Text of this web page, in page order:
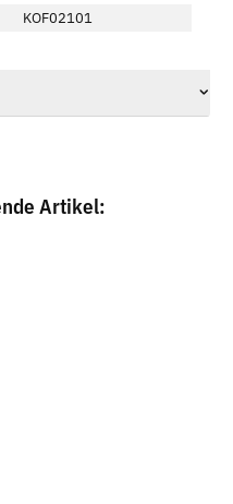
KOF02101
Artikel: